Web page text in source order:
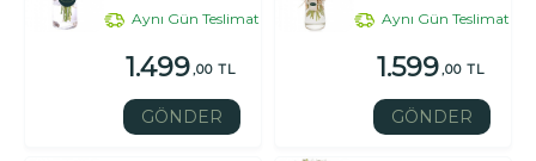
Aynı Gün Teslimat
1.499,00 TL
GÖNDER
Aynı Gün Teslimat
1.599,00 TL
GÖNDER